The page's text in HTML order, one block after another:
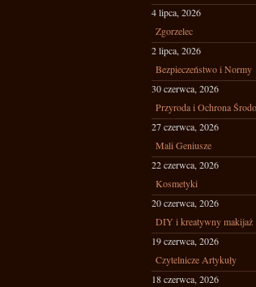
4 lipca, 2026
Zgorzelec
2 lipca, 2026
Bezpieczeństwo i Normy
30 czerwca, 2026
Przyroda i Ochrona
27 czerwca, 2026
Mali Geniusze
22 czerwca, 2026
Kosmetyki
20 czerwca, 2026
DIY i kreatywny makijaż
19 czerwca, 2026
Czytelnicze Artykuły
18 czerwca, 2026